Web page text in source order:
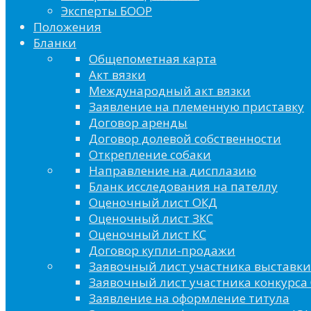
Эксперты БООР
Положения
Бланки
Общепометная карта
Акт вязки
Международный акт вязки
Заявление на племенную приставку
Договор аренды
Договор долевой собственности
Открепление собаки
Направление на дисплазию
Бланк исследования на пателлу
Оценочный лист ОКД
Оценочный лист ЗКС
Оценочный лист КС
Договор купли-продажи
Заявочный лист участника выставки
Заявочный лист участника конкурса
Заявление на оформление титула